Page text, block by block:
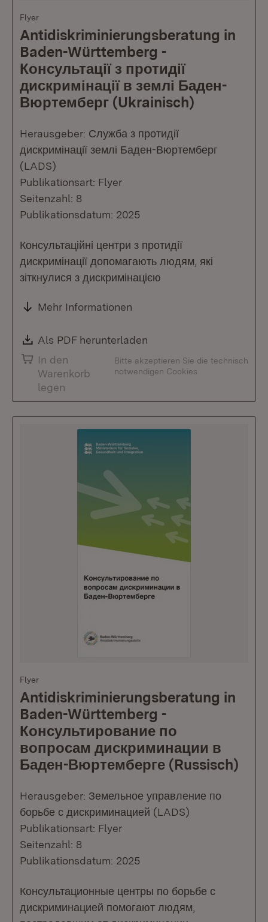
Flyer
Antidiskriminierungsberatung in
Baden-Württemberg -
Консультації з протидії
дискримінації в землі Баден-
Вюртемберг (Ukrainisch)
Herausgeber: Служба з протидії
дискримінації землі Баден-Вюртемберг
(LADS)
Publikationsart: Flyer
Seitenzahl: 8
Publikationsdatum: 2025
Консультаційні центри з протидії
дискримінації допомагають людям, які
зіткнулися з дискримінацією
Mehr Informationen
Download:
Als PDF herunterladen
In den
Warenkorb
legen
Bitte akzeptieren Sie die technisch
notwendigen Cookies
Flyer
Antidiskriminierungsberatung in
Baden-Württemberg -
Консультирование по
вопросам дискриминации в
Баден-Вюртемберге (Russisch)
Herausgeber: Земельное управление по
борьбе с дискриминацией (LADS)
Publikationsart: Flyer
Seitenzahl: 8
Publikationsdatum: 2025
Консультационные центры по борьбе с
дискриминацией помогают людям,